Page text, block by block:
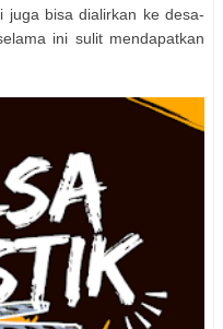
juga bisa dialirkan ke desa-
ini sulit mendapatkan